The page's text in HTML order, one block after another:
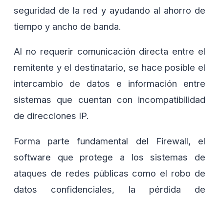
seguridad de la red y ayudando al ahorro de
tiempo y ancho de banda.
Al no requerir comunicación directa entre el
remitente y el destinatario, se hace posible el
intercambio de datos e información entre
sistemas que cuentan con incompatibilidad
de direcciones IP.
Forma parte fundamental del Firewall, el
software que protege a los sistemas de
ataques de redes públicas como el robo de
datos confidenciales, la pérdida de